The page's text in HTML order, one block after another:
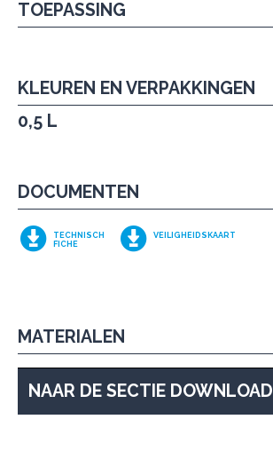
KLEUREN EN VERPAKKINGEN
0,5 L
DOCUMENTEN
TECHNISCH
FICHE
VEILIGHEIDSKAART
MATERIALEN
NAAR DE SECTIE DOWNLOAD
TOEPASSING